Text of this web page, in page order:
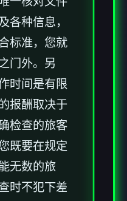
各种信息，
标准，您就
门外。另
时间是有限
报酬取决于
检查的旅客
既要在规定
无数的旅
时不犯下差